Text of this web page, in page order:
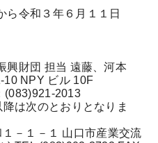
ら令和３年６月１１日
興財団 担当 遠藤、河本
10 NPY ビル 10F
(083)921-2013
は次のとおりとなりま
－１－１ 山口市産業交流